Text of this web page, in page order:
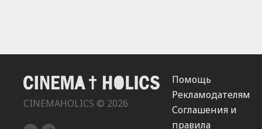
CINEMAHOLICS © 2026
Помощь
Рекламодателям
Соглашения и
правила